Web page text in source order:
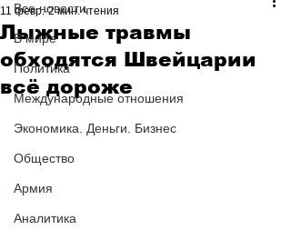
Все новости
В мире
Политика
Международные отношения
Экономика. Деньги. Бизнес
Общество
Армия
Аналитика
Лыжные травмы
обходятся Швейцарии
всё дороже
11 февр. 2 мин. чтения